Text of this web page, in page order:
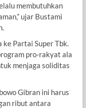
membutuhkan
ujar Bustami
ke Partai Super Tbk.
pro-rakyat ala
menjaga soliditas
Gibran ini harus
ribut antara